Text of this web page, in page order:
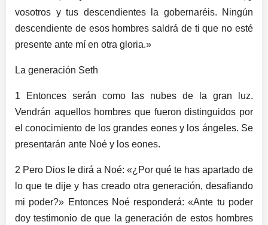
vosotros y tus descendientes la gobernaréis. Ningún
descendiente de esos hombres saldrá de ti que no esté
presente ante mí en otra gloria.»
La generación Seth
1 Entonces serán como las nubes de la gran luz.
Vendrán aquellos hombres que fueron distinguidos por
el conocimiento de los grandes eones y los ángeles. Se
presentarán ante Noé y los eones.
2 Pero Dios le dirá a Noé: «¿Por qué te has apartado de
lo que te dije y has creado otra generación, desafiando
mi poder?» Entonces Noé responderá: «Ante tu poder
doy testimonio de que la generación de estos hombres